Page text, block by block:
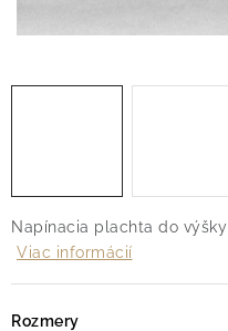
Napínacia plachta do
Viac informácií
Rozmery